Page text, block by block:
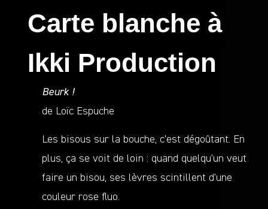
Carte blanche à
Ikki Production
Beurk !
de Loïc Espuche
Les bisous sur la bouche, c’est dégoûtant. En
plus, ça se voit de loin : quand quelqu’un veut
faire un bisou, ses lèvres scintillent d’une
couleur rose fluo.